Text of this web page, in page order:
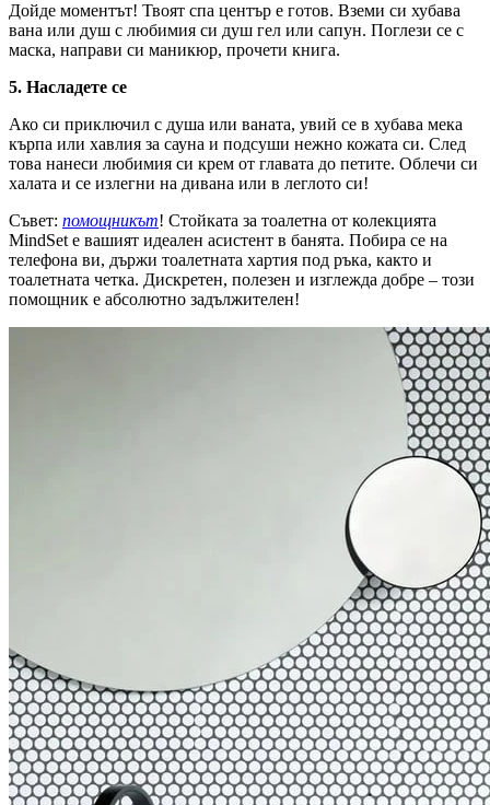
Дойде моментът! Твоят спа център е готов. Вземи си хубава
вана или душ с любимия си душ гел или сапун. Поглези се с
маска, направи си маникюр, прочети книга.
5. Насладете се
Ако си приключил с душа или ваната, увий се в хубава мека
кърпа или хавлия за сауна и подсуши нежно кожата си. След
това нанеси любимия си крем от главата до петите. Облечи си
халата и се излегни на дивана или в леглото си!
Съвет: помощникът! Стойката за тоалетна от колекцията
MindSet е вашият идеален асистент в банята. Побира се на
телефона ви, държи тоалетната хартия под ръка, както и
тоалетната четка. Дискретен, полезен и изглежда добре – този
помощник е абсолютно задължителен!